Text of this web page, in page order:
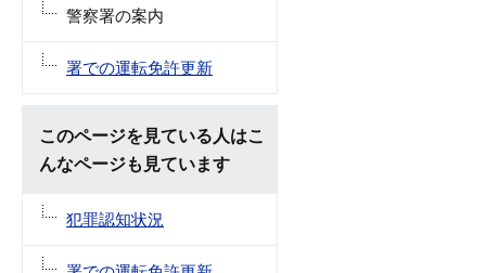
警察署の案内
署での運転免許更新
このページを見ている人はこ
んなページも見ています
犯罪認知状況